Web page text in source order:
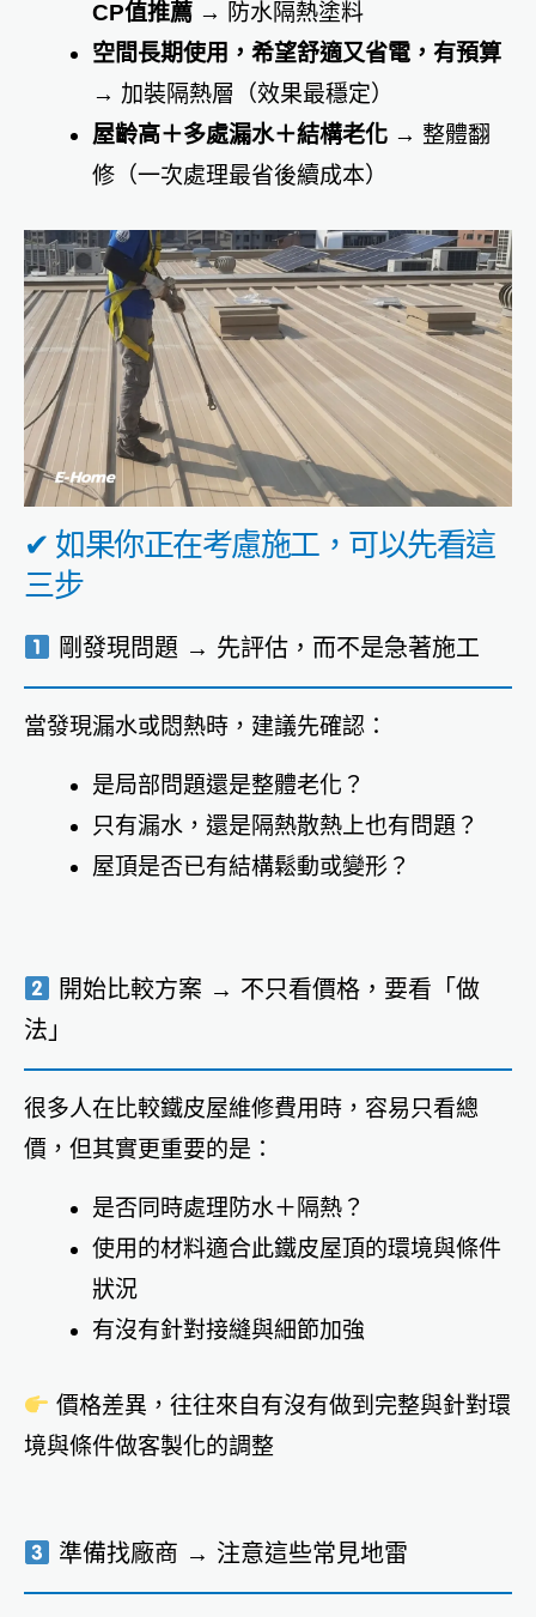
CP值推薦 → 防水隔熱塗料
空間長期使用，希望舒適又省電，有預算
→ 加裝隔熱層（效果最穩定）
屋齡高＋多處漏水＋結構老化 → 整體翻
修（一次處理最省後續成本）
✔ 如果你正在考慮施工，可以先看這
三步
剛發現問題 → 先評估，而不是急著施工
當發現漏水或悶熱時，建議先確認：
是局部問題還是整體老化？
只有漏水，還是隔熱散熱上也有問題？
屋頂是否已有結構鬆動或變形？
開始比較方案 → 不只看價格，要看「做
法」
很多人在比較鐵皮屋維修費用時，容易只看總
價，但其實更重要的是：
是否同時處理防水＋隔熱？
使用的材料適合此鐵皮屋頂的環境與條件
狀況
有沒有針對接縫與細節加強
價格差異，往往來自有沒有做到完整與針對環
境與條件做客製化的調整
準備找廠商 → 注意這些常見地雷